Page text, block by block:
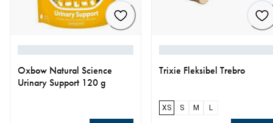
Oxbow Natural Science
Urinary Support 120 g
Trixie Fleksibel Trebro
XS S M L